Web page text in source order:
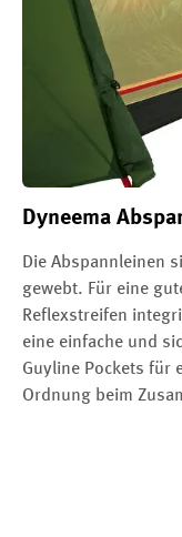
Dyneema
Die Abspannleinen
gewebt. Für eine
Reflexstreifen
eine einfache und
Guyline Pockets für
Ordnung beim